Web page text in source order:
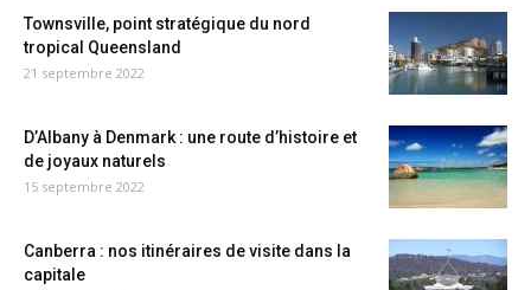
Townsville, point stratégique du nord
tropical Queensland
21 septembre 2022
D’Albany à Denmark : une route d’histoire et
de joyaux naturels
15 septembre 2022
Canberra : nos itinéraires de visite dans la
capitale